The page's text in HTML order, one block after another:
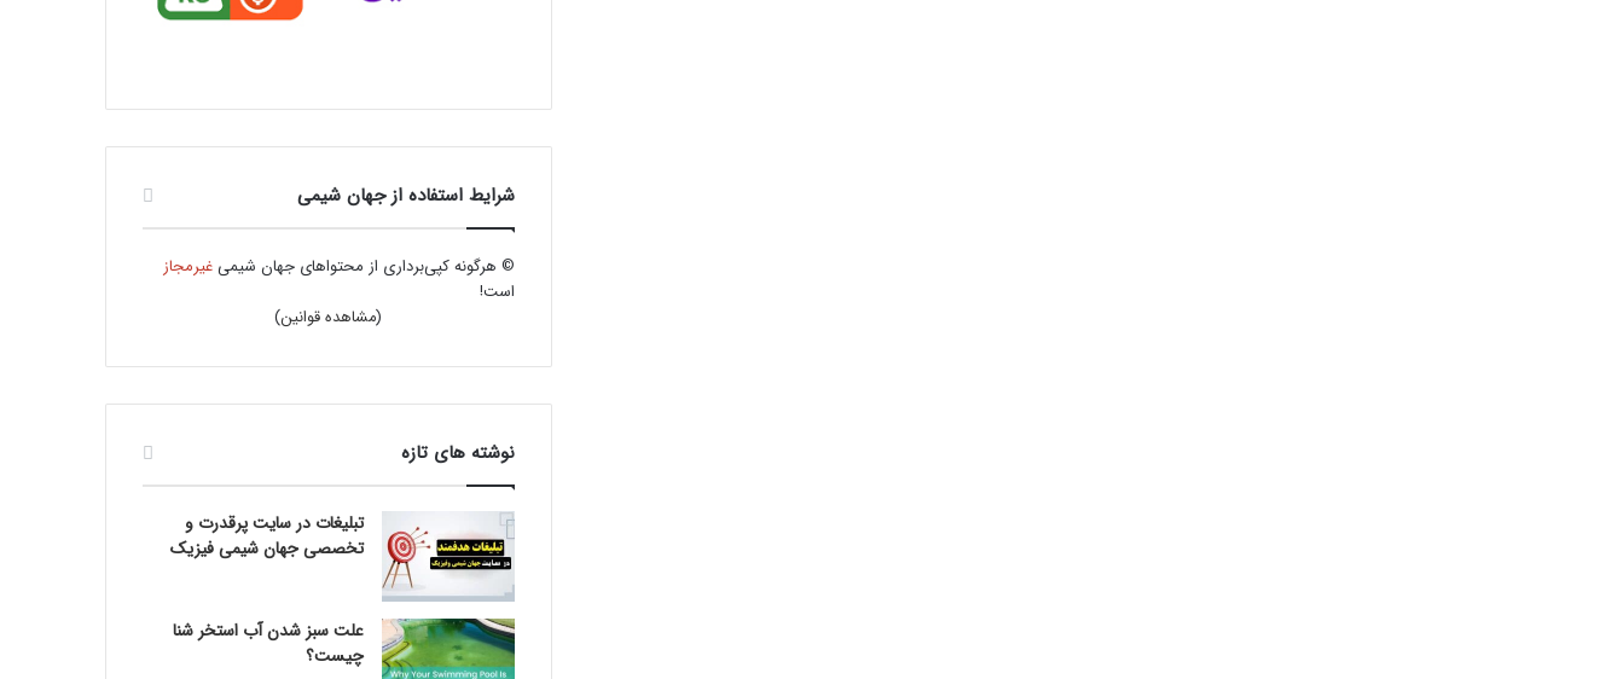
شرایط استفاده از جهان شیمی
© هرگونه کپی‌برداری از محتواهای جهان شیمیغیرمجاز
است!
(مشاهده قوانین)
نوشته های تازه
تبلیغات در سایت پرقدرت و
تخصصی جهان شیمی فیزیک
علت سبز شدن آب استخر شنا
چیست؟